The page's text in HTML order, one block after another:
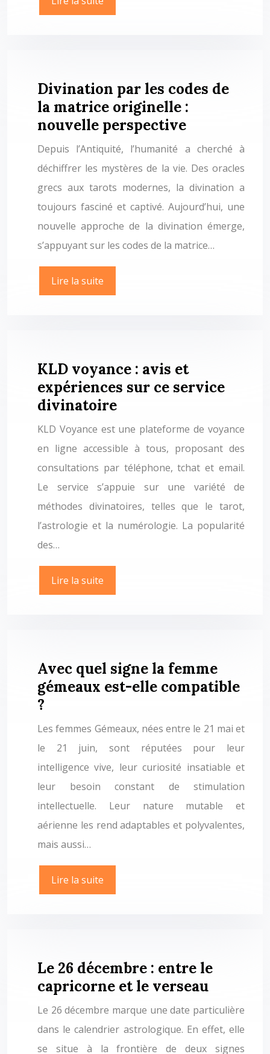
Divination par les codes de
la matrice originelle :
nouvelle perspective
Depuis l’Antiquité, l’humanité a cherché à
déchiffrer les mystères de la vie. Des oracles
grecs aux tarots modernes, la divination a
toujours fasciné et captivé. Aujourd’hui, une
nouvelle approche de la divination émerge,
s’appuyant sur les codes de la matrice…
Lire la suite
KLD voyance : avis et
expériences sur ce service
divinatoire
KLD Voyance est une plateforme de voyance
en ligne accessible à tous, proposant des
consultations par téléphone, tchat et email.
Le service s’appuie sur une variété de
méthodes divinatoires, telles que le tarot,
l’astrologie et la numérologie. La popularité
des…
Lire la suite
Avec quel signe la femme
gémeaux est-elle compatible
?
Les femmes Gémeaux, nées entre le 21 mai et
le 21 juin, sont réputées pour leur
intelligence vive, leur curiosité insatiable et
leur besoin constant de stimulation
intellectuelle. Leur nature mutable et
aérienne les rend adaptables et polyvalentes,
mais aussi…
Lire la suite
Le 26 décembre : entre le
capricorne et le verseau
Le 26 décembre marque une date particulière
dans le calendrier astrologique. En effet, elle
se situe à la frontière de deux signes